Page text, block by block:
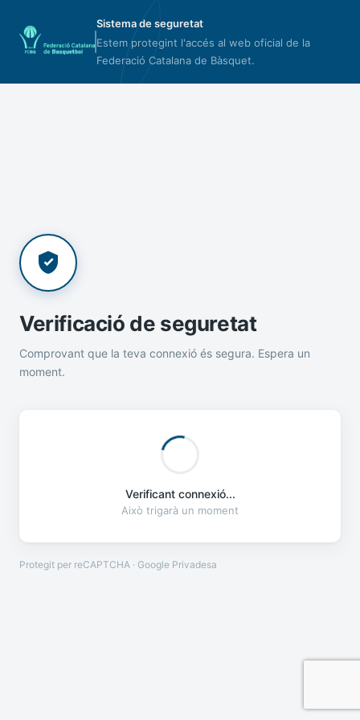
Sistema de seguretat
Estem protegint l'accés al web oficial de la
Federació Catalana de Bàsquet.
Verificació de seguretat
Comprovant que la teva connexió és segura. Espera un
moment.
Verificant connexió...
Això trigarà un moment
Protegit per reCAPTCHA · Google Privadesa